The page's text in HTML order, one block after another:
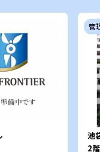
管
池
2階